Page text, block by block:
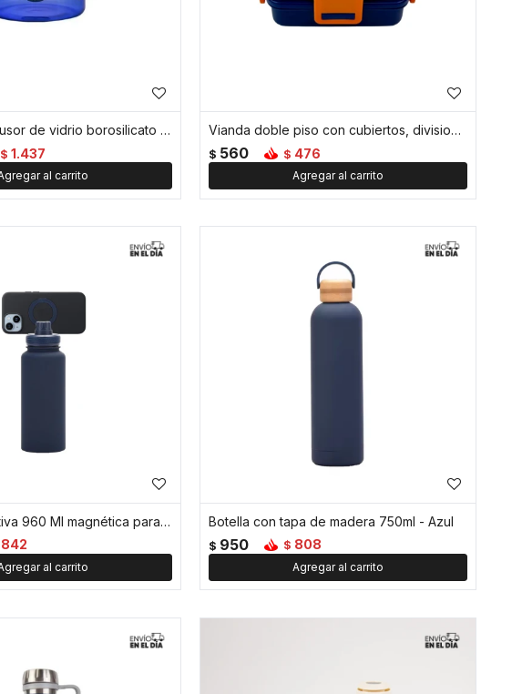
Tetera con infusor de vidrio borosilicato contraste de colores - 600ml - Azul
$ 1.437
Vianda doble piso con cubiertos, division y tapa - Azul
$ 560 $ 476
Botella Deportiva 960 Ml magnética para celular - Azul
842
Botella con tapa de madera 750ml - Azul
$ 950 $ 808